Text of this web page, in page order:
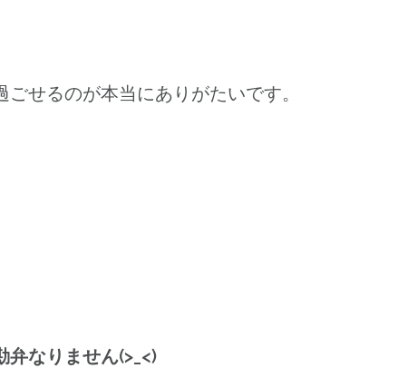
せるのが本当にありがたいです。
なりません(>_<)